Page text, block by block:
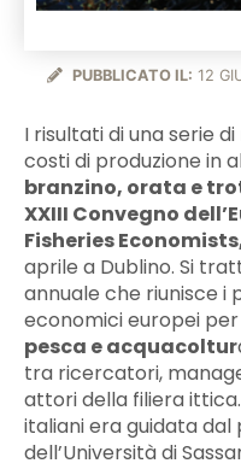
PUBBLICATO IL: 12
I risultati di una serie
costi di produzione in
branzino, orata e
XXIII Convegno
Fisheries
aprile a Dublino. Si
annuale che riunisce
economici europei
pesca e acquacoltur
tra ricercatori,
attori della filiera
italiani era guidata dal
dell’Università di